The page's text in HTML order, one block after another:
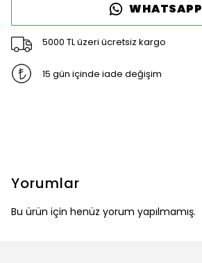
WHATSAPP
5000 TL üzeri ücretsiz kargo
15 gün içinde iade değişim
Yorumlar
Bu ürün için henüz yorum yapılmamış.